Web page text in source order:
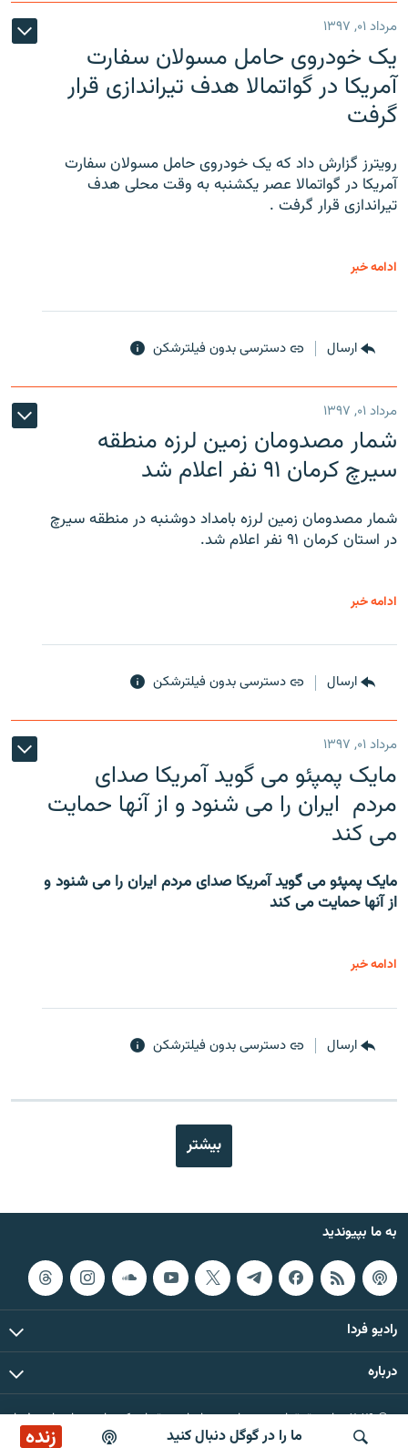
ما را در گوگل دنبال کنید زنده
مرداد ۰۱, ۱۳۹۷
یک خودروی حامل مسولان سفارت
آمریکا در گواتمالا هدف تیراندازی قرار
گرفت
رویترز گزارش داد که یک خودروی حامل مسولان سفارت
آمریکا در گواتمالا عصر یکشنبه به وقت محلی هدف
تیراندازی قرار گرفت .
ادامه خبر
ارسال دسترسی بدون فیلترشکن
مرداد ۰۱, ۱۳۹۷
شمار مصدومان زمین لرزه منطقه
سیرچ کرمان ۹۱ نفر اعلام شد
شمار مصدومان زمین لرزه بامداد دوشنبه در منطقه سیرچ
در استان کرمان ۹۱ نفر اعلام شد.
ادامه خبر
ارسال دسترسی بدون فیلترشکن
مرداد ۰۱, ۱۳۹۷
مایک پمپئو می گوید آمریکا صدای
مردم ایران را می شنود و از آنها حمایت
می کند
مایک پمپئو می گوید آمریکا صدای مردم ایران را می شنود و
از آنها حمایت می کند
ادامه خبر
ارسال دسترسی بدون فیلترشکن
بیشتر
به ما بپیوندید
رادیو فردا
درباره
© ۲۰۲۶ تمام حقوق این وب‌سایت، بر اساس مقررات کپی‌رایت، برای رادیو فردا
محفوظ است.